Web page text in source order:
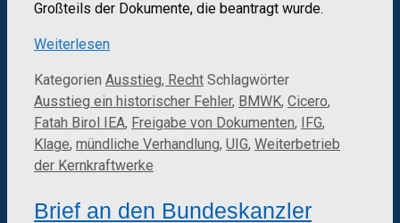
Großteils der Dokumente, die beantragt wurde.
Weiterlesen
Kategorien Ausstieg, Recht Schlagwörter
Ausstieg ein historischer Fehler, BMWK, Cicero,
Fatah Birol IEA, Freigabe von Dokumenten, IFG,
Klage, mündliche Verhandlung, UIG, Weiterbetrieb
der Kernkraftwerke
Brief an den Bundeskanzler